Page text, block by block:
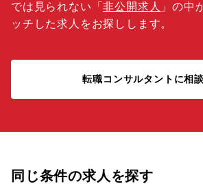
では見られない「非公開求人 」の中
ッチした求人をお探しします。
転職コンサルタントに相
同じ条件の求人を探す